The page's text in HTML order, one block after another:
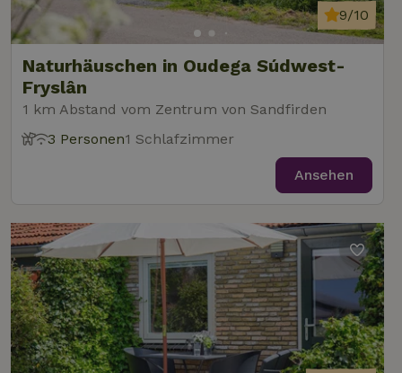
Naturhäuschen in Oudega Súdwest-
Fryslân
1 km Abstand vom Zentrum von Sandfirden
9/10
3 Personen1 Schlafzimmer
Ansehen